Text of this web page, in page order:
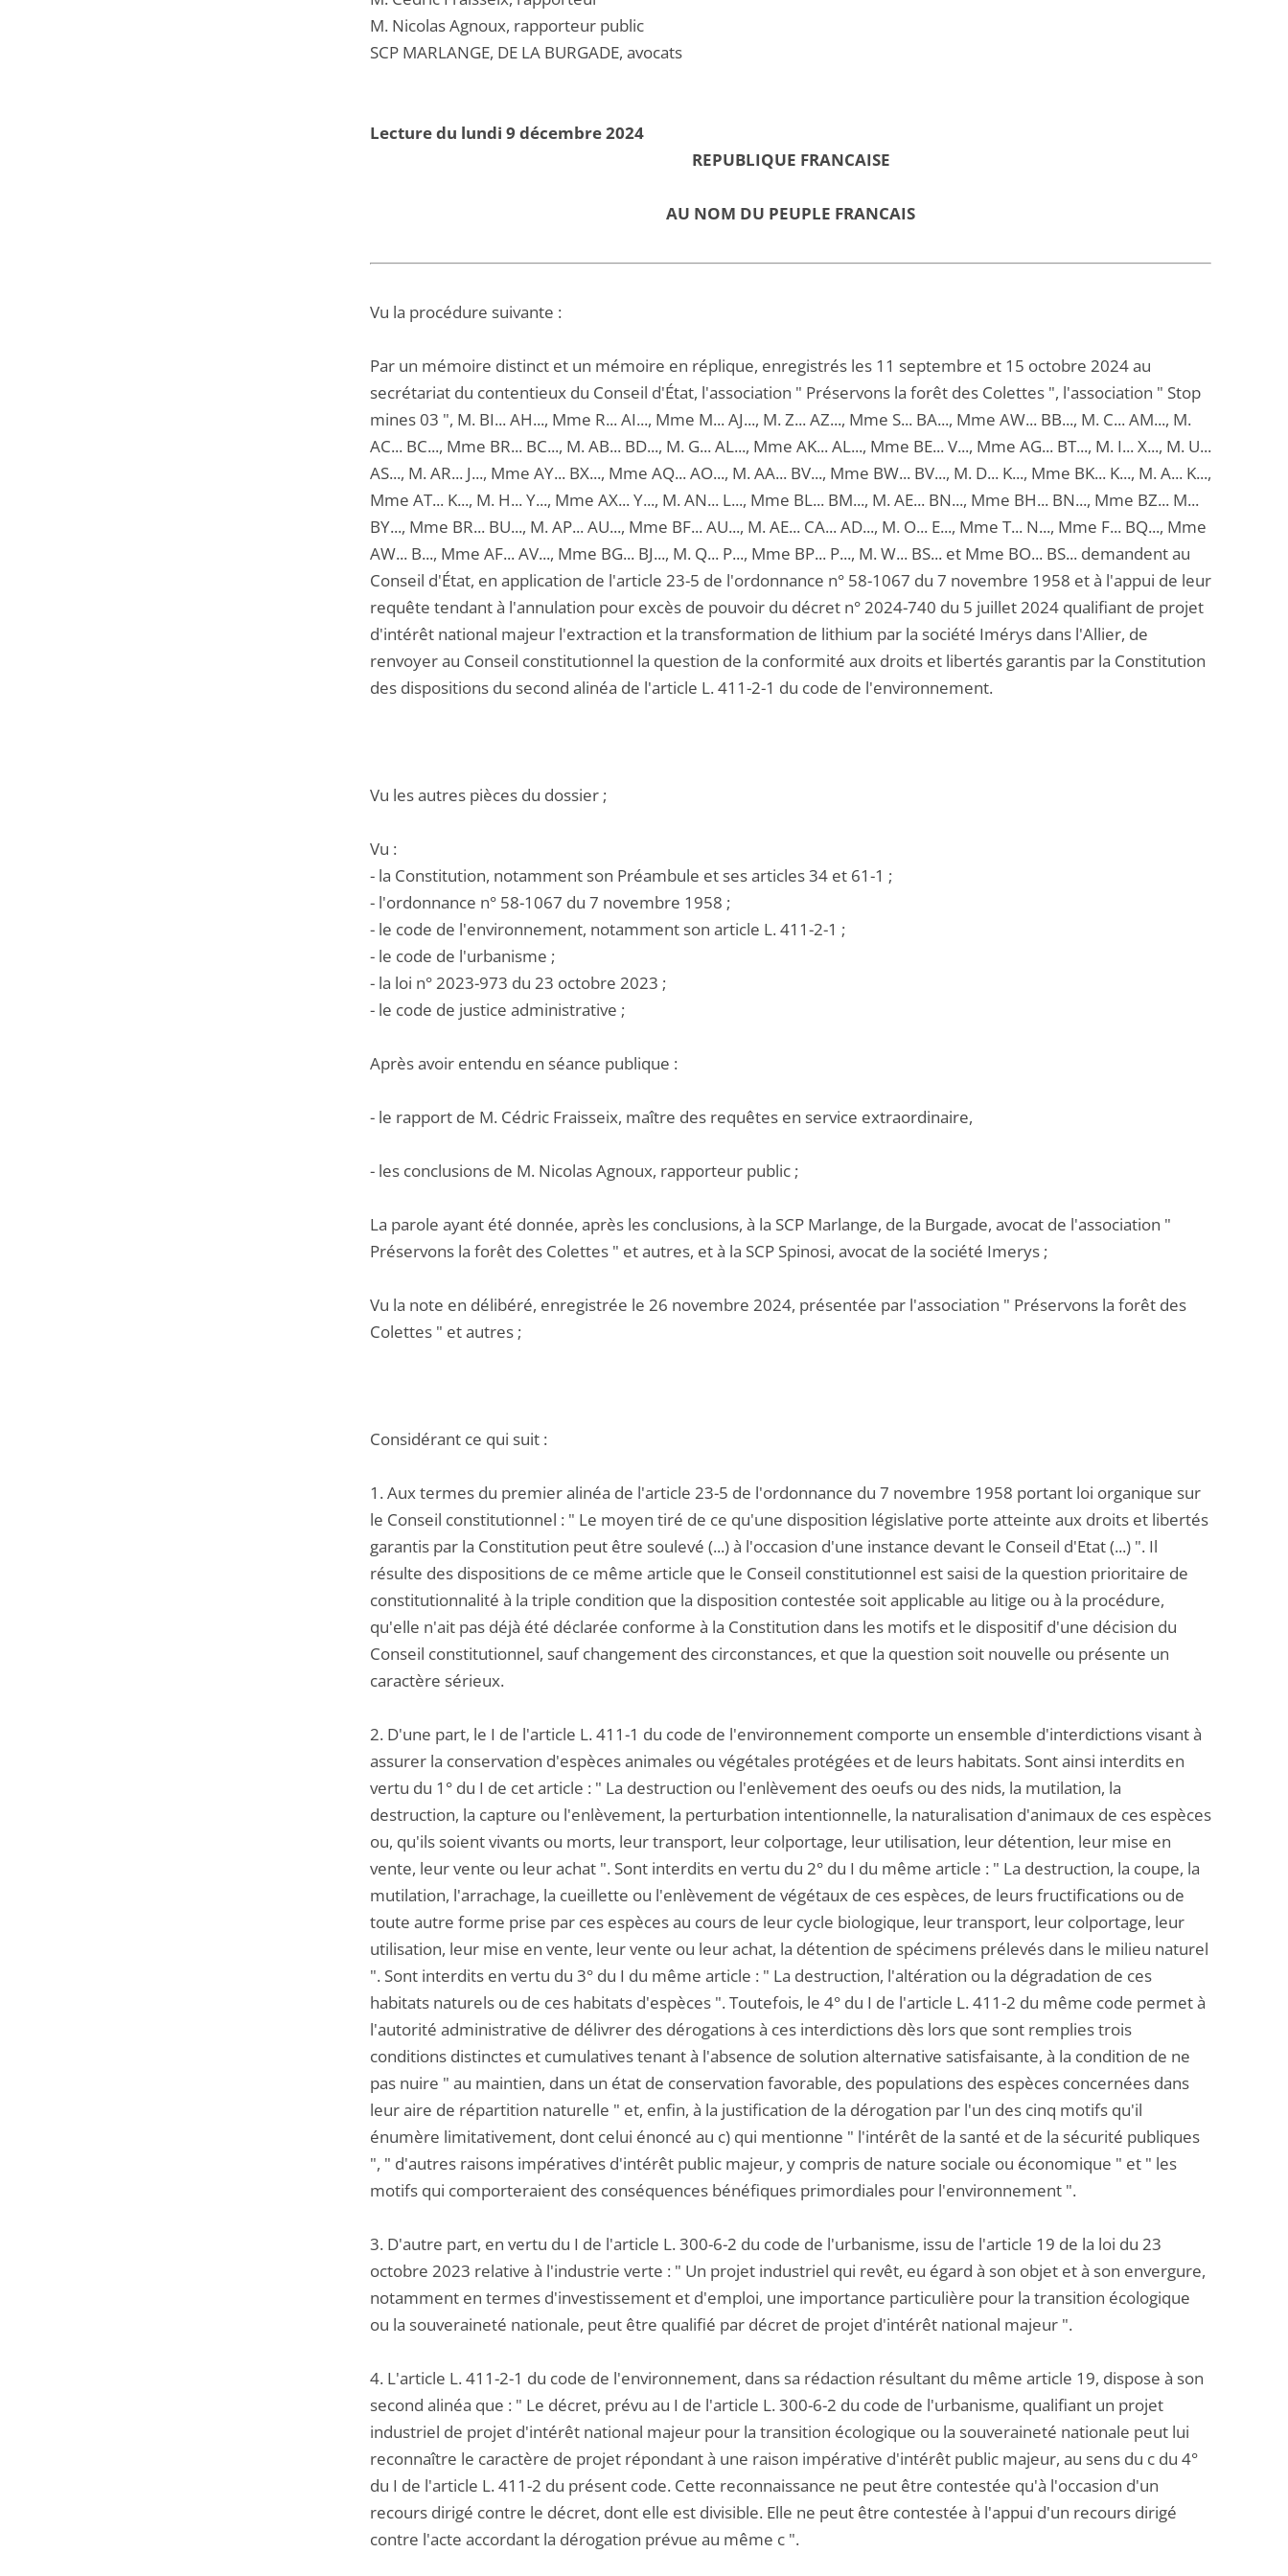
M. Nicolas Agnoux, rapporteur public
SCP MARLANGE, DE LA BURGADE, avocats
Lecture du lundi 9 décembre 2024
REPUBLIQUE FRANCAISE
AU NOM DU PEUPLE FRANCAIS
Vu la procédure suivante :
Par un mémoire distinct et un mémoire en réplique, enregistrés les 11 septembre et 15 octobre 2024 au
secrétariat du contentieux du Conseil d'État, l'association " Préservons la forêt des Colettes ", l'association " Stop
mines 03 ", M. BI... AH..., Mme R... AI..., Mme M... AJ..., M. Z... AZ..., Mme S... BA..., Mme AW... BB..., M. C... AM..., M.
AC... BC..., Mme BR... BC..., M. AB... BD..., M. G... AL..., Mme AK... AL..., Mme BE... V..., Mme AG... BT..., M. I... X..., M. U...
AS..., M. AR... J..., Mme AY... BX..., Mme AQ... AO..., M. AA... BV..., Mme BW... BV..., M. D... K..., Mme BK... K..., M. A... K...,
Mme AT... K..., M. H... Y..., Mme AX... Y..., M. AN... L..., Mme BL... BM..., M. AE... BN..., Mme BH... BN..., Mme BZ... M...
BY..., Mme BR... BU..., M. AP... AU..., Mme BF... AU..., M. AE... CA... AD..., M. O... E..., Mme T... N..., Mme F... BQ..., Mme
AW... B..., Mme AF... AV..., Mme BG... BJ..., M. Q... P..., Mme BP... P..., M. W... BS... et Mme BO... BS... demandent au
Conseil d'État, en application de l'article 23-5 de l'ordonnance n° 58-1067 du 7 novembre 1958 et à l'appui de leur
requête tendant à l'annulation pour excès de pouvoir du décret n° 2024-740 du 5 juillet 2024 qualifiant de projet
d'intérêt national majeur l'extraction et la transformation de lithium par la société Imérys dans l'Allier, de
renvoyer au Conseil constitutionnel la question de la conformité aux droits et libertés garantis par la Constitution
des dispositions du second alinéa de l'article L. 411-2-1 du code de l'environnement.
Vu les autres pièces du dossier ;
Vu :
- la Constitution, notamment son Préambule et ses articles 34 et 61-1 ;
- l'ordonnance n° 58-1067 du 7 novembre 1958 ;
- le code de l'environnement, notamment son article L. 411-2-1 ;
- le code de l'urbanisme ;
- la loi n° 2023-973 du 23 octobre 2023 ;
- le code de justice administrative ;
Après avoir entendu en séance publique :
- le rapport de M. Cédric Fraisseix, maître des requêtes en service extraordinaire,
- les conclusions de M. Nicolas Agnoux, rapporteur public ;
La parole ayant été donnée, après les conclusions, à la SCP Marlange, de la Burgade, avocat de l'association "
Préservons la forêt des Colettes " et autres, et à la SCP Spinosi, avocat de la société Imerys ;
Vu la note en délibéré, enregistrée le 26 novembre 2024, présentée par l'association " Préservons la forêt des
Colettes " et autres ;
Considérant ce qui suit :
1. Aux termes du premier alinéa de l'article 23-5 de l'ordonnance du 7 novembre 1958 portant loi organique sur
le Conseil constitutionnel : " Le moyen tiré de ce qu'une disposition législative porte atteinte aux droits et libertés
garantis par la Constitution peut être soulevé (...) à l'occasion d'une instance devant le Conseil d'Etat (...) ". Il
résulte des dispositions de ce même article que le Conseil constitutionnel est saisi de la question prioritaire de
constitutionnalité à la triple condition que la disposition contestée soit applicable au litige ou à la procédure,
qu'elle n'ait pas déjà été déclarée conforme à la Constitution dans les motifs et le dispositif d'une décision du
Conseil constitutionnel, sauf changement des circonstances, et que la question soit nouvelle ou présente un
caractère sérieux.
2. D'une part, le I de l'article L. 411-1 du code de l'environnement comporte un ensemble d'interdictions visant à
assurer la conservation d'espèces animales ou végétales protégées et de leurs habitats. Sont ainsi interdits en
vertu du 1° du I de cet article : " La destruction ou l'enlèvement des oeufs ou des nids, la mutilation, la
destruction, la capture ou l'enlèvement, la perturbation intentionnelle, la naturalisation d'animaux de ces espèces
ou, qu'ils soient vivants ou morts, leur transport, leur colportage, leur utilisation, leur détention, leur mise en
vente, leur vente ou leur achat ". Sont interdits en vertu du 2° du I du même article : " La destruction, la coupe, la
mutilation, l'arrachage, la cueillette ou l'enlèvement de végétaux de ces espèces, de leurs fructifications ou de
toute autre forme prise par ces espèces au cours de leur cycle biologique, leur transport, leur colportage, leur
utilisation, leur mise en vente, leur vente ou leur achat, la détention de spécimens prélevés dans le milieu naturel
". Sont interdits en vertu du 3° du I du même article : " La destruction, l'altération ou la dégradation de ces
habitats naturels ou de ces habitats d'espèces ". Toutefois, le 4° du I de l'article L. 411-2 du même code permet à
l'autorité administrative de délivrer des dérogations à ces interdictions dès lors que sont remplies trois
conditions distinctes et cumulatives tenant à l'absence de solution alternative satisfaisante, à la condition de ne
pas nuire " au maintien, dans un état de conservation favorable, des populations des espèces concernées dans
leur aire de répartition naturelle " et, enfin, à la justification de la dérogation par l'un des cinq motifs qu'il
énumère limitativement, dont celui énoncé au c) qui mentionne " l'intérêt de la santé et de la sécurité publiques
", " d'autres raisons impératives d'intérêt public majeur, y compris de nature sociale ou économique " et " les
motifs qui comporteraient des conséquences bénéfiques primordiales pour l'environnement ".
3. D'autre part, en vertu du I de l'article L. 300-6-2 du code de l'urbanisme, issu de l'article 19 de la loi du 23
octobre 2023 relative à l'industrie verte : " Un projet industriel qui revêt, eu égard à son objet et à son envergure,
notamment en termes d'investissement et d'emploi, une importance particulière pour la transition écologique
ou la souveraineté nationale, peut être qualifié par décret de projet d'intérêt national majeur ".
4. L'article L. 411-2-1 du code de l'environnement, dans sa rédaction résultant du même article 19, dispose à son
second alinéa que : " Le décret, prévu au I de l'article L. 300-6-2 du code de l'urbanisme, qualifiant un projet
industriel de projet d'intérêt national majeur pour la transition écologique ou la souveraineté nationale peut lui
reconnaître le caractère de projet répondant à une raison impérative d'intérêt public majeur, au sens du c du 4°
du I de l'article L. 411-2 du présent code. Cette reconnaissance ne peut être contestée qu'à l'occasion d'un
recours dirigé contre le décret, dont elle est divisible. Elle ne peut être contestée à l'appui d'un recours dirigé
contre l'acte accordant la dérogation prévue au même c ".